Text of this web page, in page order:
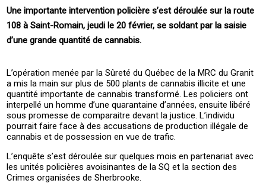
Une importante intervention policière s’est déroulée sur la route
108 à Saint-Romain, jeudi le 20 février, se soldant par la saisie
d’une grande quantité de cannabis.
L’opération menée par la Sûreté du Québec de la MRC du Granit
a mis la main sur plus de 500 plants de cannabis illicite et une
quantité importante de cannabis transformé. Les policiers ont
interpellé un homme d’une quarantaine d’années, ensuite libéré
sous promesse de comparaitre devant la justice. L’individu
pourrait faire face à des accusations de production illégale de
cannabis et de possession en vue de trafic.
L’enquête s’est déroulée sur quelques mois en partenariat avec
les unités policières avoisinantes de la SQ et la section des
Crimes organisées de Sherbrooke.